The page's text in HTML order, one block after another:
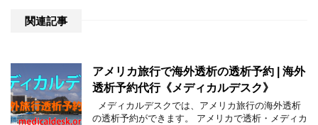
関連記事
アメリカ旅行で海外透析の透析予約 | 海外
透析予約代行《メディカルデスク》
メディカルデスクでは、アメリカ旅行の海外透析
の透析予約ができます。 アメリカで透析・メディカ